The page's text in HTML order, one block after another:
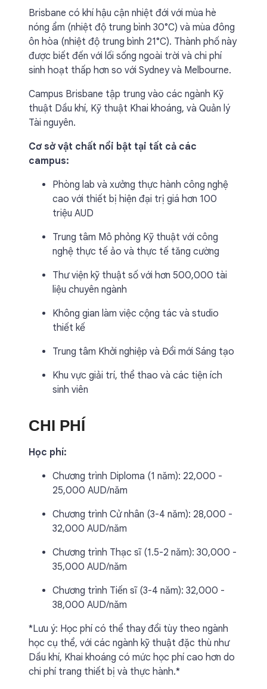
Brisbane có khí hậu cận nhiệt đới với mùa hè
nóng ẩm (nhiệt độ trung bình 30°C) và mùa đông
ôn hòa (nhiệt độ trung bình 21°C). Thành phố này
được biết đến với lối sống ngoài trời và chi phí
sinh hoạt thấp hơn so với Sydney và Melbourne.
Campus Brisbane tập trung vào các ngành Kỹ
thuật Dầu khí, Kỹ thuật Khai khoáng, và Quản lý
Tài nguyên.
Cơ sở vật chất nổi bật tại tất cả các
campus:
Phòng lab và xưởng thực hành công nghệ
cao với thiết bị hiện đại trị giá hơn 100
triệu AUD
Trung tâm Mô phỏng Kỹ thuật với công
nghệ thực tế ảo và thực tế tăng cường
Thư viện kỹ thuật số với hơn 500,000 tài
liệu chuyên ngành
Không gian làm việc cộng tác và studio
thiết kế
Trung tâm Khởi nghiệp và Đổi mới Sáng tạo
Khu vực giải trí, thể thao và các tiện ích
sinh viên
CHI PHÍ
Học phí:
Chương trình Diploma (1 năm): 22,000 -
25,000 AUD/năm
Chương trình Cử nhân (3-4 năm): 28,000 -
32,000 AUD/năm
Chương trình Thạc sĩ (1.5-2 năm): 30,000 -
35,000 AUD/năm
Chương trình Tiến sĩ (3-4 năm): 32,000 -
38,000 AUD/năm
*Lưu ý: Học phí có thể thay đổi tùy theo ngành
học cụ thể, với các ngành kỹ thuật đặc thù như
Dầu khí, Khai khoáng có mức học phí cao hơn do
chi phí trang thiết bị và thực hành.*